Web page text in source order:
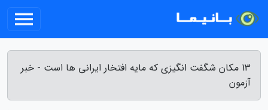
13 مکان شگفت انگیزی که مایه افتخار ایرانی ها است - خبر
آزمون